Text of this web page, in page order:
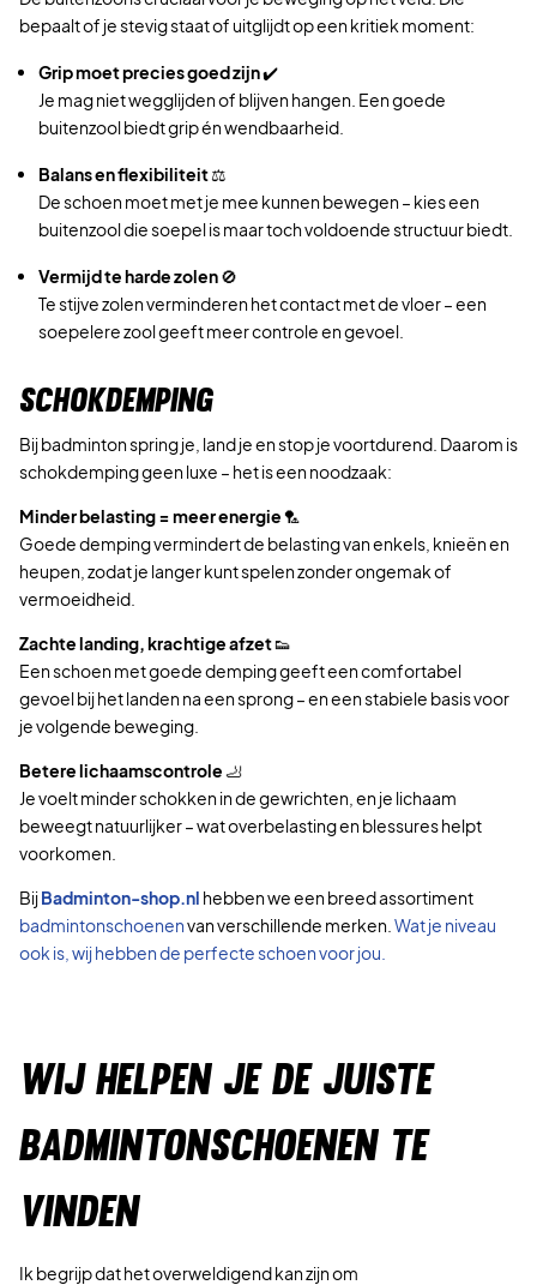
bepaalt of je stevig staat of uitglijdt op een kritiek moment:
Grip moet precies goed zijn✔️
Je mag niet wegglijden of blijven hangen. Een goede
buitenzool biedt grip én wendbaarheid.
Balans en flexibiliteit⚖️
De schoen moet met je mee kunnen bewegen – kies een
buitenzool die soepel is maar toch voldoende structuur biedt.
Vermijd te harde zolen🚫
Te stijve zolen verminderen het contact met de vloer – een
soepelere zool geeft meer controle en gevoel.
SCHOKDEMPING
Bij badminton spring je, land je en stop je voortdurend. Daarom is
schokdemping geen luxe – het is een noodzaak:
Minder belasting = meer energie🏸
Goede demping vermindert de belasting van enkels, knieën en
heupen, zodat je langer kunt spelen zonder ongemak of
vermoeidheid.
Zachte landing, krachtige afzet👟
Een schoen met goede demping geeft een comfortabel
gevoel bij het landen na een sprong – en een stabiele basis voor
je volgende beweging.
Betere lichaamscontrole 🦶
Je voelt minder schokken in de gewrichten, en je lichaam
beweegt natuurlijker – wat overbelasting en blessures helpt
voorkomen.
BijBadminton-shop.nl hebben we een breed assortiment
badmintonschoenenvan verschillende merken. Wat je niveau
ook is, wij hebben de perfecte schoen voor jou.
WIJ HELPEN JE DE JUISTE
BADMINTONSCHOENEN TE
VINDEN
Ik begrijp dat het overweldigend kan zijn om